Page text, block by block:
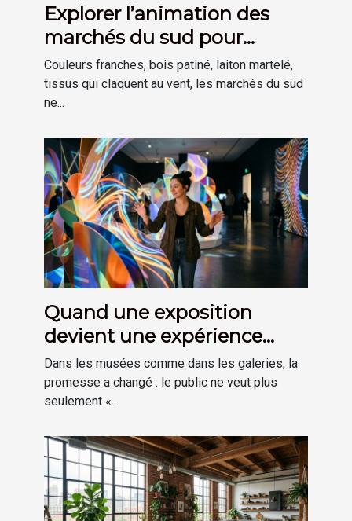
Explorer l’animation des
marchés du sud pour
inspirer sa déco
Couleurs franches, bois patiné, laiton martelé,
tissus qui claquent au vent, les marchés du sud
ne...
Quand une exposition
devient une expérience
plutôt qu’une visite
Dans les musées comme dans les galeries, la
promesse a changé : le public ne veut plus
seulement «...